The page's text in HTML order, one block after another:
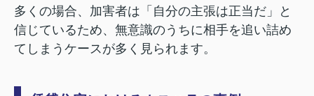
多くの場合、加害者は「自分の主張は正当だ」と
信じているため、無意識のうちに相手を追い詰め
てしまうケースが多く見られます。